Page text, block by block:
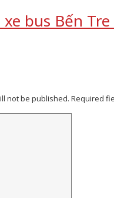
xe bus Bến
not be published. Required